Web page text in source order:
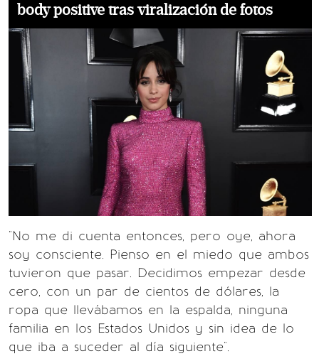
body positive tras viralización de fotos
"No me di cuenta entonces, pero oye, ahora
soy consciente. Pienso en el miedo que ambos
tuvieron que pasar. Decidimos empezar desde
cero, con un par de cientos de dólares, la
ropa que llevábamos en la espalda, ninguna
familia en los Estados Unidos y sin idea de lo
que iba a suceder al día siguiente".